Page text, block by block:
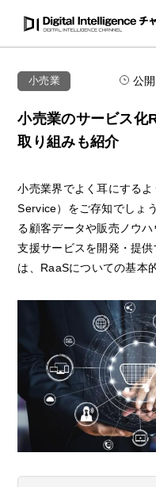
小売業 公
小売業のサービス化
取り組みも紹介
小売業界でよく耳にするよ
Service）をご存知でしょ
る顧客データや販売ノウ
支援サービスを開発・提
は、RaaSについての基本